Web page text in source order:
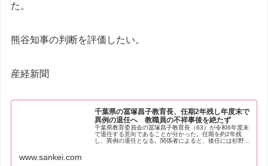
た。
熊谷知事の判断を評価したい。
産経新聞
千葉県の冨塚昌子教育長、任期2年残し年度末で
異例の退任へ 教職員の不祥事後を絶たず
千葉県教育委員会の冨塚昌子教育長（63）が令和6年度末
で退任する意向であることが分かった。任期を約2年残
し、異例の退任となる。関係者によると、後任には杉野可
www.sankei.com